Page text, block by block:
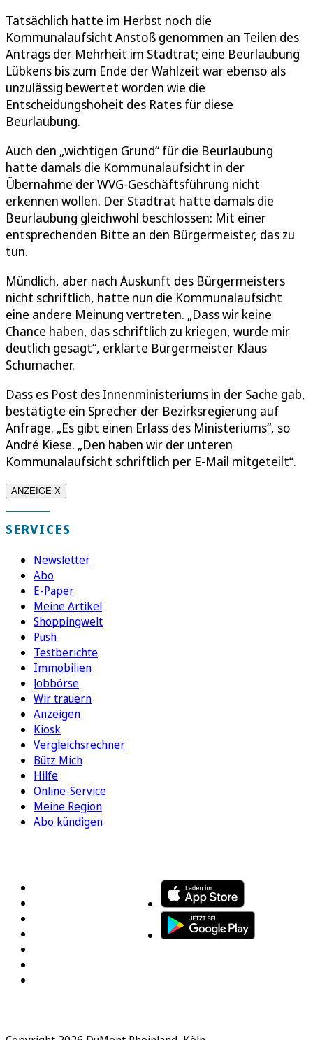
Tatsächlich hatte im Herbst noch die
Kommunalaufsicht Anstoß genommen an Teilen des
Antrags der Mehrheit im Stadtrat; eine Beurlaubung
Lübkens bis zum Ende der Wahlzeit war ebenso als
unzulässig bewertet worden wie die
Entscheidungshoheit des Rates für diese
Beurlaubung.
Auch den „wichtigen Grund“ für die Beurlaubung
hatte damals die Kommunalaufsicht in der
Übernahme der WVG-Geschäftsführung nicht
erkennen wollen. Der Stadtrat hatte damals die
Beurlaubung gleichwohl beschlossen: Mit einer
entsprechenden Bitte an den Bürgermeister, das zu
tun.
Mündlich, aber nach Auskunft des Bürgermeisters
nicht schriftlich, hatte nun die Kommunalaufsicht
eine andere Meinung vertreten. „Dass wir keine
Chance haben, das schriftlich zu kriegen, wurde mir
deutlich gesagt“, erklärte Bürgermeister Klaus
Schumacher.
Dass es Post des Innenministeriums in der Sache gab,
bestätigte ein Sprecher der Bezirksregierung auf
Anfrage. „Es gibt einen Erlass des Ministeriums“, so
André Kiese. „Den haben wir der unteren
Kommunalaufsicht schriftlich per E-Mail mitgeteilt“.
ANZEIGE X
SERVICES
Newsletter
Abo
E-Paper
Meine Artikel
Shoppingwelt
Push
Testberichte
Immobilien
Jobbörse
Wir trauern
Anzeigen
Kiosk
Vergleichsrechner
Bütz Mich
Hilfe
Online-Service
Meine Region
Abo kündigen